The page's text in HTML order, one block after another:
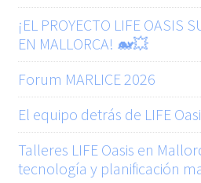
¡EL PROYECTO LIFE OASIS
EN MALLORCA! 🐋💥
Forum MARLICE 2026
El equipo detrás de LIFE
Talleres LIFE Oasis en
tecnología y planificación